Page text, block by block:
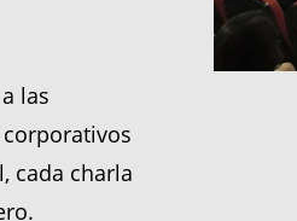
las
cada charla